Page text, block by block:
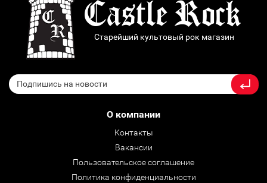
Старейший культовый рок магазин
О компании
Контакты
Вакансии
Пользовательское соглашение
Политика конфиденциальности